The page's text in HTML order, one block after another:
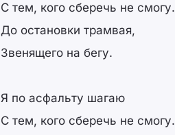
С тем, кого сберечь не смогу.
До остановки трамвая,
Звенящего на бегу.
Я по асфальту шагаю
С тем, кого сберечь не смогу.